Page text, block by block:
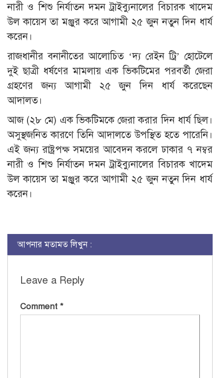
নারী ও শিশু নির্যাতন দমন ট্রাইব্যুনালের বিচারক খাদেম
উল কায়েস তা মঞ্জুর করে আগামী ২৫ জুন নতুন দিন ধার্য
করেন।
রাজধানীর বনানীতের আলোচিত ‘দ্য রেইন ট্রি’ হোটেলে
দুই ছাত্রী ধর্ষণের মামলায় এক ভিকটিমের পরবর্তী জেরা
গ্রহণের জন্য আগামী ২৫ জুন দিন ধার্য করেছেন
আদালত।
আজ (২৮ মে) এক ভিকটিমকে জেরা করার দিন ধার্য ছিল।
অসুস্থজনিত কারণে তিনি আদালতে উপস্থিত হতে পারেনি।
এই জন্য রাষ্ট্রপক্ষ সময়ের আবেদন করলে ঢাকার ৭ নম্বর
নারী ও শিশু নির্যাতন দমন ট্রাইব্যুনালের বিচারক খাদেম
উল কায়েস তা মঞ্জুর করে আগামী ২৫ জুন নতুন দিন ধার্য
করেন।
আপনার মতামত লিখুন :
Leave a Reply
Comment *